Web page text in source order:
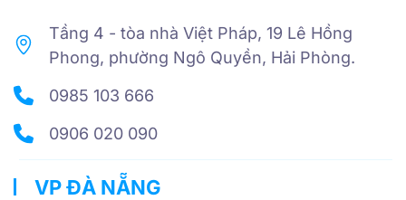
Tầng 4 - tòa nhà Việt Pháp, 19 Lê Hồng
Phong, phường Ngô Quyền, Hải Phòng.
0985 103 666
0906 020 090
VP ĐÀ NẴNG